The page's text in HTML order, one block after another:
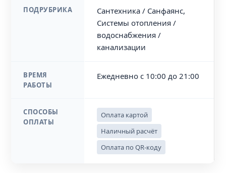
ПОДРУБРИКА
Сантехника / Санфаянс,
Системы отопления /
водоснабжения /
канализации
ВРЕМЯ
РАБОТЫ
Ежедневно с 10:00 до 21:00
СПОСОБЫ
ОПЛАТЫ
Оплата картой
Наличный расчёт
Оплата по QR-коду